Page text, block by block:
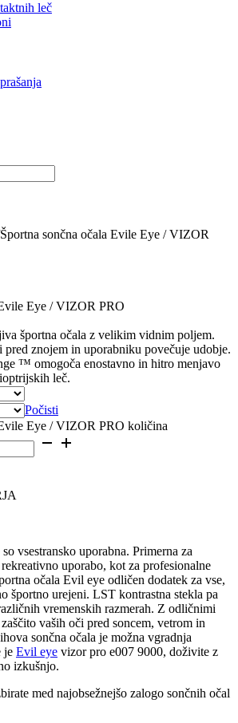
leč
Športna sončna očala Evile Eye / VIZOR
Eye / VIZOR PRO
športna očala z velikim vidnim poljem.
pred znojem in uporabniku povečuje udobje.
™ omogoča enostavno in hitro menjavo
leč.
Počisti
Eye / VIZOR PRO količina
vsestransko uporabna. Primerna za
uporabo, kot za profesionalne
očala Evil eye odličen dodatek za vse,
športno urejeni. LST kontrastna stekla pa
vremenskih razmerah. Z odličnimi
vaših oči pred soncem, vetrom in
sončna očala je možna vgradnja
je Evil eye vizor pro e007 9000, doživite z
izkušnjo.
med najobsežnejšo zalogo sončnih očal